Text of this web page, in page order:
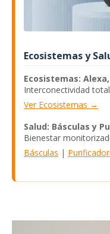
Ecosistemas y
Ecosistemas:
Interconectividad
Ver Ecosistemas →
Salud: Básculas y
Bienestar
Básculas |